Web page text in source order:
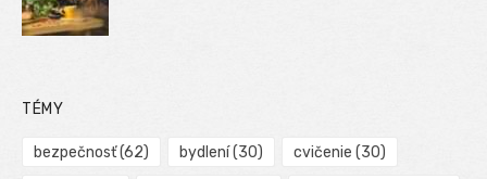
TÉMY
bezpečnosť(62) bydlení(30) cvičenie (30)